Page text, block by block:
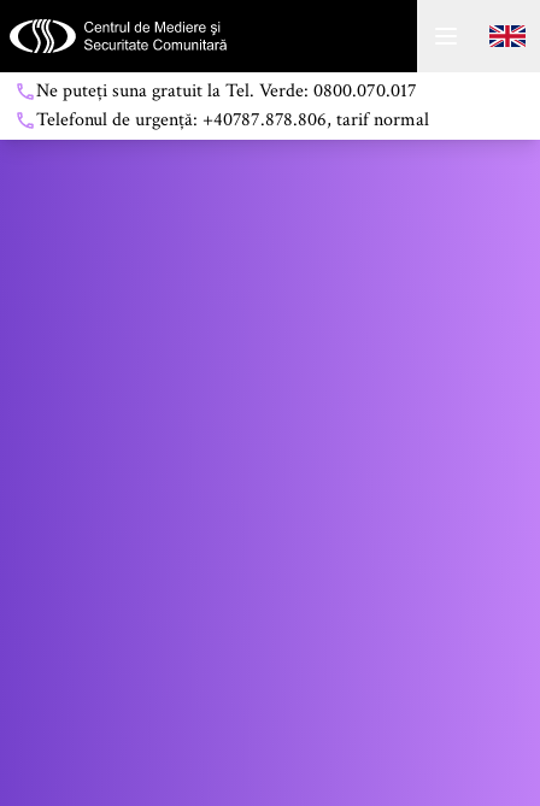
Ne puteți suna gratuit la Tel. Verde: 0800.070.017
Telefonul de urgență: +40787.878.806, tarif normal